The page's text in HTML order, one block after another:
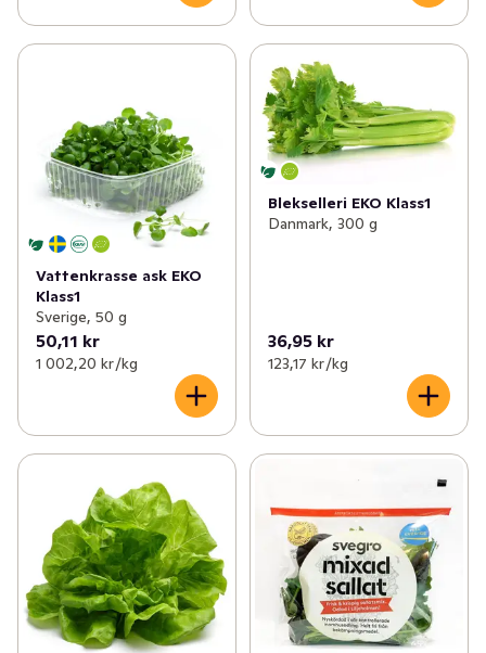
Vattenkrasse ask EKO
Klass1
Sverige, 50 g
50,11 kr
1 002,20 kr /kg
Blekselleri EKO Klass1
Danmark, 300 g
36,95 kr
123,17 kr /kg